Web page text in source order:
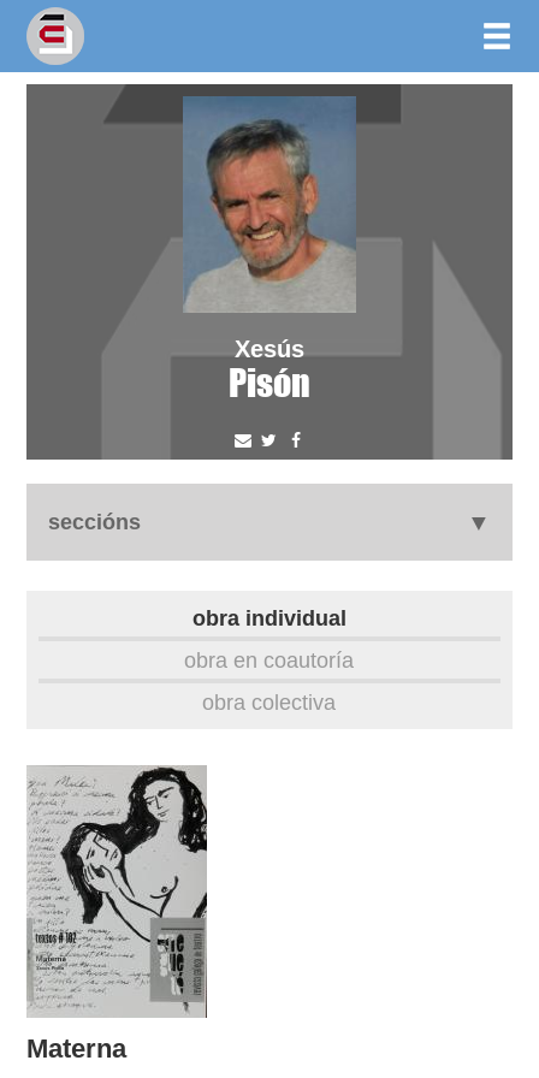
Xesús
Pisón
seccións
videoteca
outros docs
obra individual
obra en coautoría
obra colectiva
Materna